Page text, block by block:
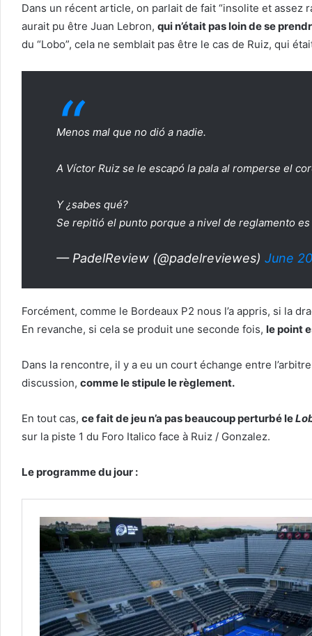
Dans un récent article, on parlait de fait “insolite et
aurait pu être Juan Lebron, qui n’était pas loin de se
du “Lobo”, cela ne semblait pas être le cas de Ruiz, qui
Menos mal que no dió a nadie.
A Víctor Ruiz se le escapó la pala al romperse el
Y ¿sabes qué?
Se repitió el punto porque a nivel de reglamento
— PadelReview (@padelreviewes) June
Forcément, comme le Bordeaux P2 nous l’a appris, si la
En revanche, si cela se produit une seconde fois, le point
Dans la rencontre, il y a eu un court échange entre
discussion, comme le stipule le règlement.
En tout cas, ce fait de jeu n’a pas beaucoup perturbé le
sur la piste 1 du Foro Italico face à Ruiz / Gonzalez.
Le programme du jour :